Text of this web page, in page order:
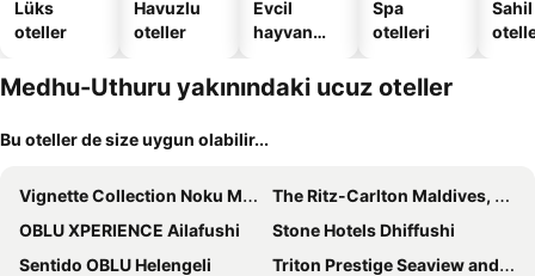
Lüks
oteller
Havuzlu
oteller
Evcil
hayvan
oteller
Spa
otelleri
Sahil
Medhu-Uthuru yakınındaki ucuz oteller
Bu oteller de size uygun olabilir...
Vignette Collection Noku Maldives By Ihg
The Ritz-Carlton Maldives, Fari Islands
OBLU XPERIENCE Ailafushi
Stone Hotels Dhiffushi
Sentido OBLU Helengeli
Triton Prestige Seaview and Spa